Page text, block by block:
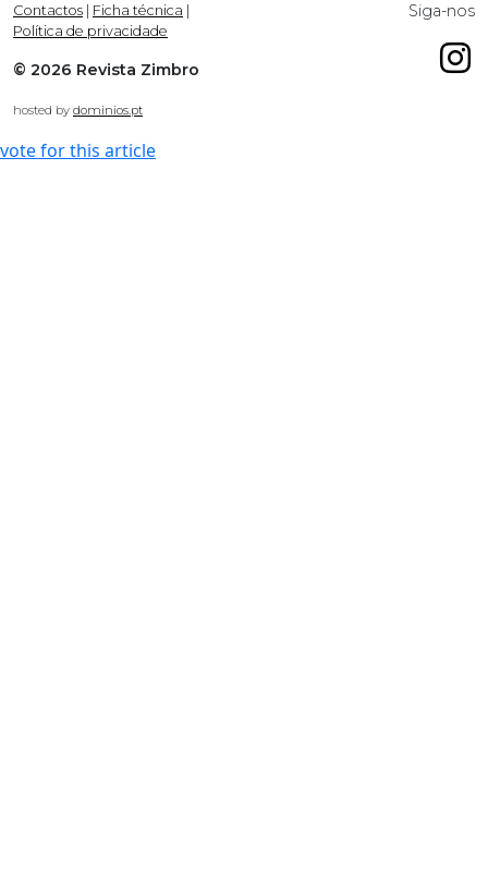
Contactos Ficha técnica
Política de privacidade
© 2026 Revista Zimbro
hosted by dominios.pt
Siga-nos
vote for this article